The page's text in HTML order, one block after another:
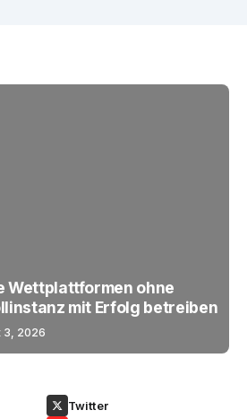
Wettplattformen ohne
mit Erfolg betreiben
3, 2026
Twitter